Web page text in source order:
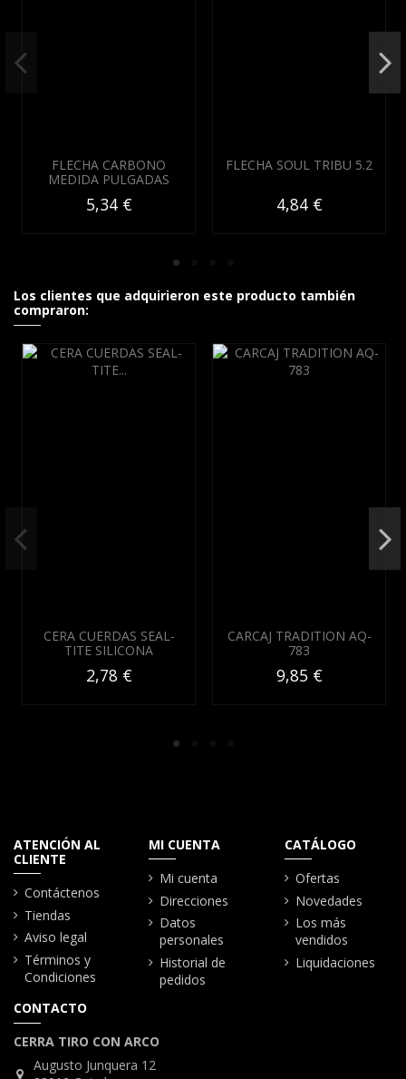
FLECHA CARBONO
MEDIDA PULGADAS
5,34 €
FLECHA SOUL TRIBU 5.2
4,84 €
Los clientes que adquirieron este producto también
compraron:
CERA CUERDAS SEAL-
TITE SILICONA
2,78 €
CARCAJ TRADITION AQ-
783
9,85 €
ATENCIÓN AL
CLIENTE
Contáctenos
Tiendas
Aviso legal
Términos y
Condiciones
MI CUENTA
Mi cuenta
Direcciones
Datos
personales
Historial de
pedidos
CATÁLOGO
Ofertas
Novedades
Los más
vendidos
Liquidaciones
CONTACTO
CERRA TIRO CON ARCO
Augusto Junquera 12